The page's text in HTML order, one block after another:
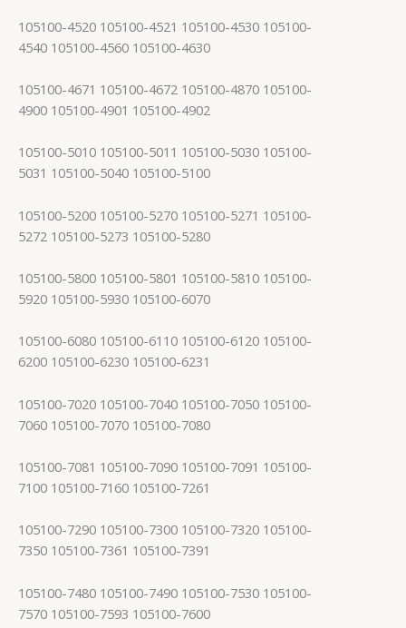
105100-4520 105100-4521 105100-4530 105100-
4540 105100-4560 105100-4630
105100-4671 105100-4672 105100-4870 105100-
4900 105100-4901 105100-4902
105100-5010 105100-5011 105100-5030 105100-
5031 105100-5040 105100-5100
105100-5200 105100-5270 105100-5271 105100-
5272 105100-5273 105100-5280
105100-5800 105100-5801 105100-5810 105100-
5920 105100-5930 105100-6070
105100-6080 105100-6110 105100-6120 105100-
6200 105100-6230 105100-6231
105100-7020 105100-7040 105100-7050 105100-
7060 105100-7070 105100-7080
105100-7081 105100-7090 105100-7091 105100-
7100 105100-7160 105100-7261
105100-7290 105100-7300 105100-7320 105100-
7350 105100-7361 105100-7391
105100-7480 105100-7490 105100-7530 105100-
7570 105100-7593 105100-7600